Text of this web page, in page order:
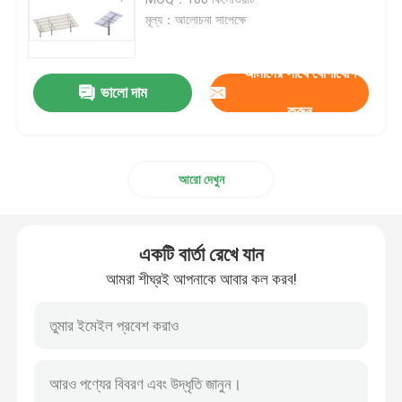
টালি ছাদ সৌর মাউন্ট সিস্টেম
অ্যালুমিনিয়াম সোলার মাউন্টিং স্ট্রাকচার
ইস্পাত সৌর কাঠামো
সোলার প্যানেল কারপোর্ট
মূল্য：আলোচনা সাপেক্ষে
ভালো দাম
আমাদের সাথে যোগাযোগ
করুন
আরো দেখুন
একটি বার্তা রেখে যান
আমরা শীঘ্রই আপনাকে আবার কল করব!